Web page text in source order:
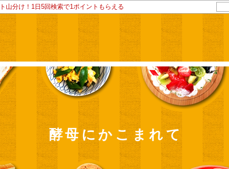
山分け！1日5回検索で1ポイントもらえる
酵母にかこまれて